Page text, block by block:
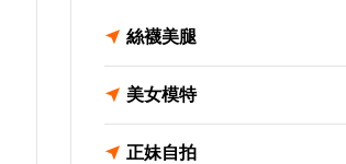
絲襪美腿
美女模特
正妹自拍